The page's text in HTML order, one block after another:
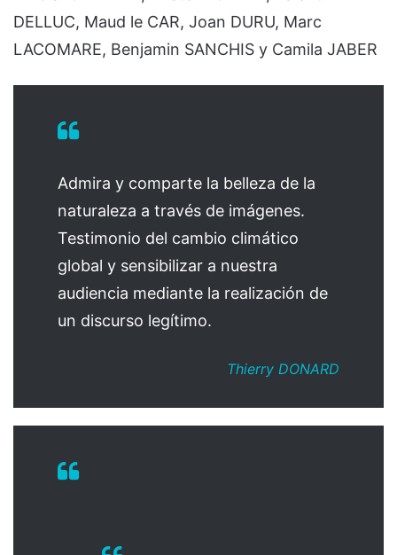
DELLUC, Maud le CAR, Joan DURU, Marc
LACOMARE, Benjamin SANCHIS y Camila JABER
Admira y comparte la belleza de la
naturaleza a través de imágenes.
Testimonio del cambio climático
global y sensibilizar a nuestra
audiencia mediante la realización de
un discurso legítimo.
Thierry DONARD